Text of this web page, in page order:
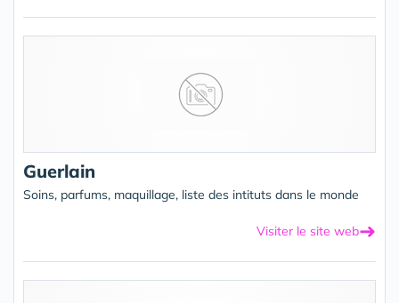
Guerlain
Soins, parfums, maquillage, liste des intituts dans le monde
Visiter le site web➜